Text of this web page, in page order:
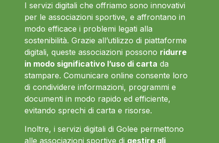
I servizi digitali che offriamo sono innovativi
per le associazioni sportive, e affrontano in
modo efficace i problemi legati alla
sostenibilità. Grazie all’utilizzo di piattaforme
digitali, queste associazioni possono ridurre
in modo significativo l’uso di carta da
stampare. Comunicare online consente loro
di condividere informazioni, programmi e
documenti in modo rapido ed efficiente,
evitando sprechi di carta e risorse.
Inoltre, i servizi digitali di Golee permettono
alle associazioni sportive di gestire gli